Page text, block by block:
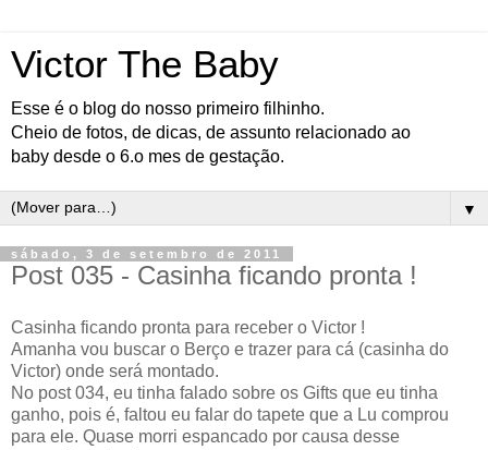
Victor The Baby
Esse é o blog do nosso primeiro filhinho.
Cheio de fotos, de dicas, de assunto relacionado ao
baby desde o 6.o mes de gestação.
▼
sábado, 3 de setembro de 2011
Post 035 - Casinha ficando pronta !
Casinha ficando pronta para receber o Victor !
Amanha vou buscar o Berço e trazer para cá (casinha do
Victor) onde será montado.
No post 034, eu tinha falado sobre os Gifts que eu tinha
ganho, pois é, faltou eu falar do tapete que a Lu comprou
para ele. Quase morri espancado por causa desse